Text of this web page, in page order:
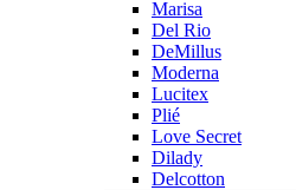
Marisa
Del Rio
DeMillus
Moderna
Lucitex
Plié
Love Secret
Dilady
Delcotton